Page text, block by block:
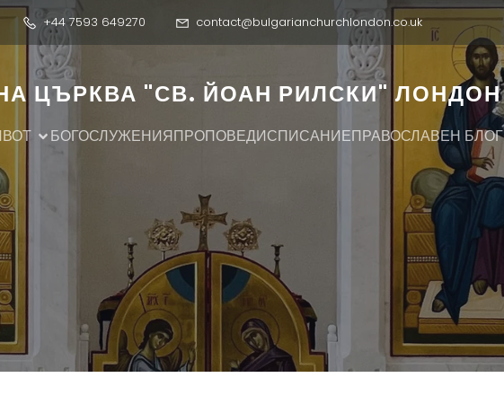
+44 7593 649270 contact@bulgarianchurchlondon.co.uk
ЦЪРКВА "СВ. ЙОАН РИЛСКИ" ЛОНДОН
БОГОСЛУЖЕНИЯПРОПОВЕДИСПИСАНИЕПРАВОСЛАВЕН БЛОГ